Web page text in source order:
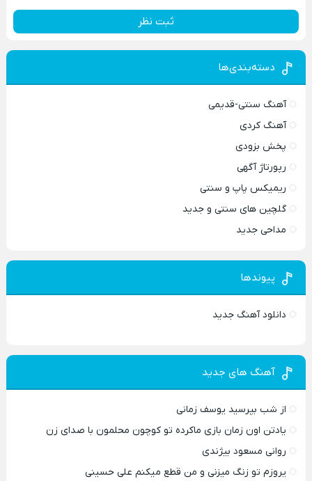
ثبت نظر
دسته‌بندی‌ها
آهنگ سنتی-قدیمی
آهنگ کردی
پخش بزودی
رپورتاژ آگهی
ریمیکس پاپ و سنتی
گلچین های سنتی و جدید
مداحی جدید
پیوندها
دانلود آهنگ جدید
آهنگ های جدید
از شب بپرسید یوسف زمانی
یادتن اون زمان بازی ماکرده تو کوچون محلمون با صدای زن
روانی مسعود بیژندی
یروزم تو زنگ میزنی و من قطع میکنم علی حسینی